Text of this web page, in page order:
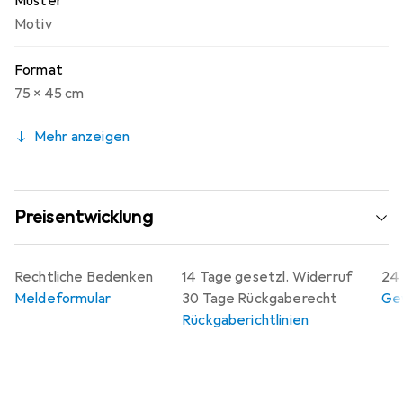
Motiv
Format
75 x 45 cm
Mehr anzeigen
Preisentwicklung
14 Tage gesetzl. Widerruf
30 Tage Rückgaberecht
Rückgaberichtlinien
24
Rechtliche Bedenken
Meldeformular